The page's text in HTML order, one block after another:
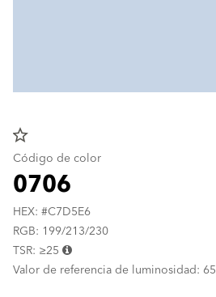
star_border
Código de color
0706
HEX: #C7D5E6
RGB: 199/213/230
TSR: ≥25
Valor de referencia de luminosidad: 65